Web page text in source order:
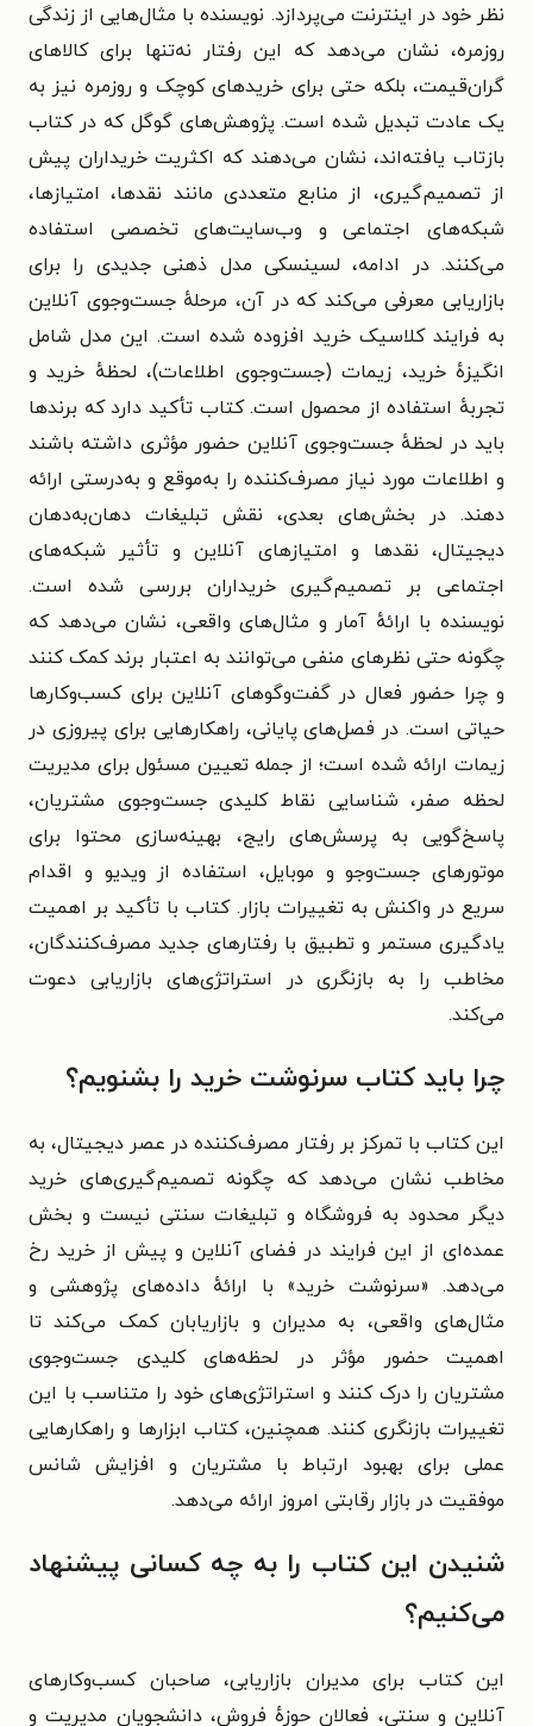
نظر خود در اینترنت می‌پردازد. نویسنده با مثال‌هایی از زندگی
روزمره، نشان می‌دهد که این رفتار نه‌تنها برای کالاهای
گران‌قیمت، بلکه حتی برای خریدهای کوچک و روزمره نیز به
یک عادت تبدیل شده است. پژوهش‌های گوگل که در کتاب
بازتاب یافته‌اند، نشان می‌دهند که اکثریت خریداران پیش
از تصمیم‌گیری، از منابع متعددی مانند نقدها، امتیازها،
شبکه‌های اجتماعی و وب‌سایت‌های تخصصی استفاده
می‌کنند. در ادامه، لسینسکی مدل ذهنی جدیدی را برای
بازاریابی معرفی می‌کند که در آن، مرحلهٔ جست‌وجوی آنلاین
به فرایند کلاسیک خرید افزوده شده است. این مدل شامل
انگیزهٔ خرید، زیمات (جست‌وجوی اطلاعات)، لحظهٔ خرید و
تجربهٔ استفاده از محصول است. کتاب تأکید دارد که برندها
باید در لحظهٔ جست‌وجوی آنلاین حضور مؤثری داشته باشند
و اطلاعات مورد نیاز مصرف‌کننده را به‌موقع و به‌درستی ارائه
دهند. در بخش‌های بعدی، نقش تبلیغات دهان‌به‌دهان
دیجیتال، نقدها و امتیازهای آنلاین و تأثیر شبکه‌های
اجتماعی بر تصمیم‌گیری خریداران بررسی شده است.
نویسنده با ارائهٔ آمار و مثال‌های واقعی، نشان می‌دهد که
چگونه حتی نظرهای منفی می‌توانند به اعتبار برند کمک کنند
و چرا حضور فعال در گفت‌وگوهای آنلاین برای کسب‌وکارها
حیاتی است. در فصل‌های پایانی، راهکارهایی برای پیروزی در
زیمات ارائه شده است؛ از جمله تعیین مسئول برای مدیریت
لحظه صفر، شناسایی نقاط کلیدی جست‌وجوی مشتریان،
پاسخ‌گویی به پرسش‌های رایج، بهینه‌سازی محتوا برای
موتورهای جست‌وجو و موبایل، استفاده از ویدیو و اقدام
سریع در واکنش به تغییرات بازار. کتاب با تأکید بر اهمیت
یادگیری مستمر و تطبیق با رفتارهای جدید مصرف‌کنندگان،
مخاطب را به بازنگری در استراتژی‌های بازاریابی دعوت
می‌کند.
چرا باید کتاب سرنوشت خرید را بشنویم؟
این کتاب با تمرکز بر رفتار مصرف‌کننده در عصر دیجیتال، به
مخاطب نشان می‌دهد که چگونه تصمیم‌گیری‌های خرید
دیگر محدود به فروشگاه و تبلیغات سنتی نیست و بخش
عمده‌ای از این فرایند در فضای آنلاین و پیش از خرید رخ
می‌دهد. «سرنوشت خرید» با ارائهٔ داده‌های پژوهشی و
مثال‌های واقعی، به مدیران و بازاریابان کمک می‌کند تا
اهمیت حضور مؤثر در لحظه‌های کلیدی جست‌وجوی
مشتریان را درک کنند و استراتژی‌های خود را متناسب با این
تغییرات بازنگری کنند. همچنین، کتاب ابزارها و راهکارهایی
عملی برای بهبود ارتباط با مشتریان و افزایش شانس
موفقیت در بازار رقابتی امروز ارائه می‌دهد.
شنیدن این کتاب را به چه کسانی پیشنهاد
می‌کنیم؟
این کتاب برای مدیران بازاریابی، صاحبان کسب‌وکارهای
آنلاین و سنتی، فعالان حوزهٔ فروش، دانشجویان مدیریت و